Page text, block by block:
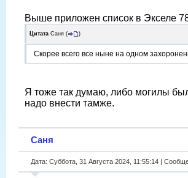
Выше приложен список в Экселе
Цитата Саня ( )
Скорее всего все ныне на одном
Я тоже так думаю, либо могилы
надо внести тамже.
Саня
Дата: Суббота, 31 Августа 2024, 11:55:14 |